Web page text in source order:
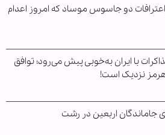
دو جاسوس موساد که امروز اعدام
با ایران به‌خوبی پیش می‌رود؛ توافق
هرمز نزدیک است!
جاماندگان اربعین در رشت